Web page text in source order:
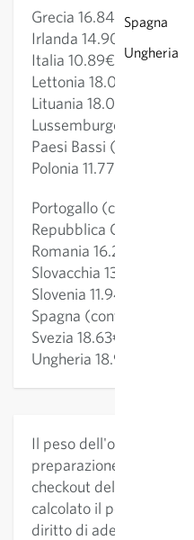
Spagna
Ungheria
Grecia 16.84€
Irlanda 14.90€
Italia 10.89€
Lettonia 18.03€
Lituania 18.03€
Lussemburgo 10.20€
Paesi Bassi (continente)
Polonia 11.77€
Portogallo (continente)
Repubblica Ceca 12.21€
Romania 16.24€
Slovacchia 13.08€
Slovenia 11.94€
Spagna (continente)
Svezia 18.63€
Ungheria 18.92€
Il peso dell'ordine e i
preparazione e
checkout del negozio
calcolato il peso in
diritto di adeguare le